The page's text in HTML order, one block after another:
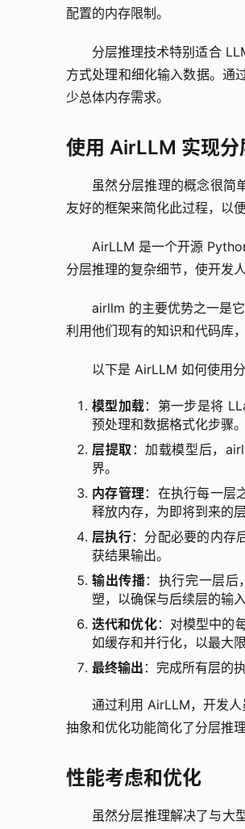
配置的内存限制。
分层推理技术特别适合
方式处理和细化输入数据。通
少总体内存需求。
使用 AirLLM 实现分
虽然分层推理的概念很简
友好的框架来简化此过程，以
AirLLM 是一个开源
分层推理的复杂细节，使开发
airllm 的主要优势之一是
利用他们现有的知识和代码库
以下是 AirLLM 如何使用
模型加载：第一步是将
预处理和数据格式化步骤。
层提取 ：加载模型后，
界。
内存管理 ：在执行每一层
释放内存，为即将到来的层
层执行：分配必要的内存
获结果输出。
输出传播：执行完一层
塑，以确保与后续层的输入
迭代和优化：对模型中的
如缓存和并行化，以最大
最终输出 ：完成所有层的
通过利用 AirLLM，开发
抽象和优化功能简化了分层推
性能考虑和优化
虽然分层推理解决了与大